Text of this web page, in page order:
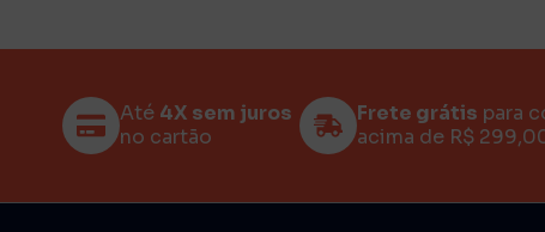
Até 4X sem juros
no cartão
Frete grátis para
acima de R$